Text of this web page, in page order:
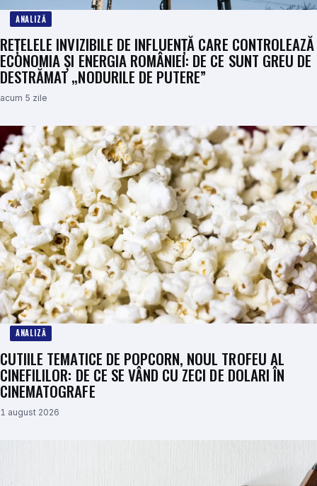
ANALIZĂ
REȚELELE INVIZIBILE DE INFLUENȚĂ CARE CONTROLEAZĂ
ECONOMIA ȘI ENERGIA ROMÂNIEI: DE CE SUNT GREU DE
DESTRĂMAT „NODURILE DE PUTERE”
acum 5 zile
ANALIZĂ
CUTIILE TEMATICE DE POPCORN, NOUL TROFEU AL
CINEFILILOR: DE CE SE VÂND CU ZECI DE DOLARI ÎN
CINEMATOGRAFE
1 august 2026